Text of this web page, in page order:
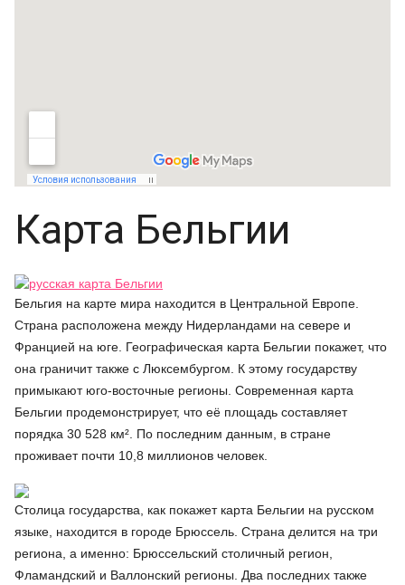
Карта Бельгии
Бельгия на карте мира находится в Центральной Европе.
Страна расположена между Нидерландами на севере и
Францией на юге. Географическая карта Бельгии покажет, что
она граничит также с Люксембургом. К этому государству
примыкают юго-восточные регионы. Современная карта
Бельгии продемонстрирует, что её площадь составляет
порядка 30 528 км². По последним данным, в стране
проживает почти 10,8 миллионов человек.
Столица государства, как покажет карта Бельгии на русском
языке, находится в городе Брюссель. Страна делится на три
региона, а именно: Брюссельский столичный регион,
Фламандский и Валлонский регионы. Два последних также